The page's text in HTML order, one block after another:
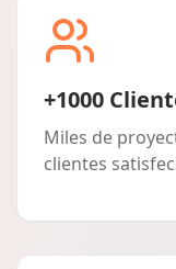
+1000
Miles de
clientes